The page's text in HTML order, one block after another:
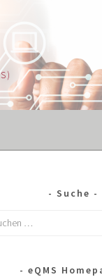
Suche
eQMS